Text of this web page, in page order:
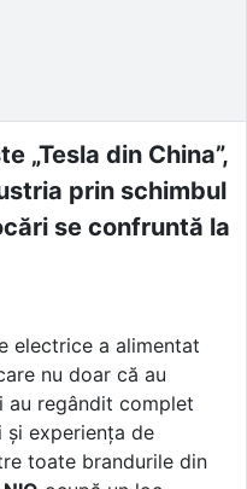
„Tesla din China”,
prin schimbul
se confruntă la
electrice a alimentat
nu doar că au
regândit complet
și experiența de
toate brandurile din